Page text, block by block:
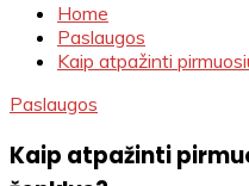
Home
Paslaugos
Kaip atpažinti
Paslaugos
Kaip atpažinti